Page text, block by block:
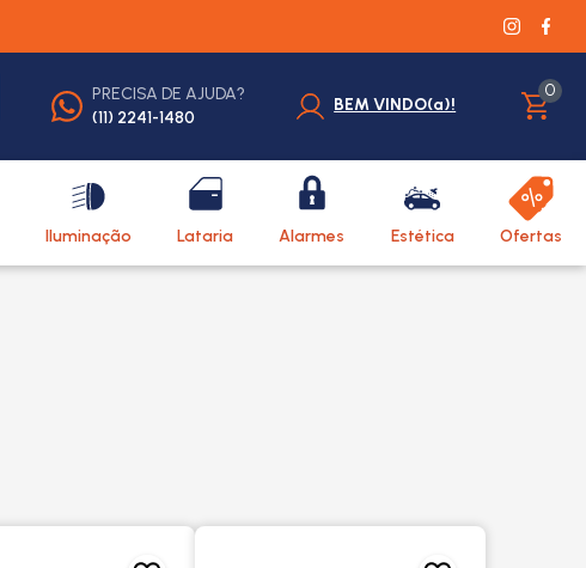
PRECISA DE AJUDA?
(11) 2241-1480
BEM VINDO(a)!
0
Iluminação Lataria Alarmes Estética Ofertas